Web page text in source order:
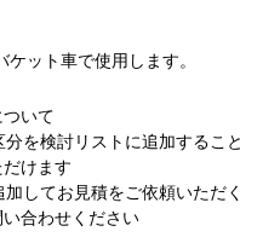
ット車で使用します。
いて
を検討リストに追加すること
けます
してお見積をご依頼いただく
い合わせください